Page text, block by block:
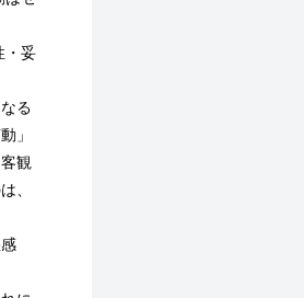
・妥
る
」
観
、